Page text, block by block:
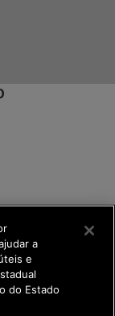
a
e
do Estado